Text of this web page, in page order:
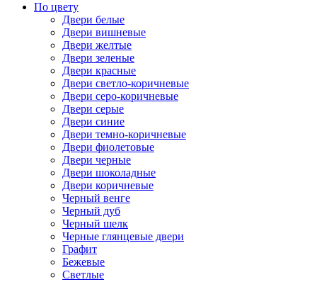
По цвету
Двери белые
Двери вишневые
Двери желтые
Двери зеленые
Двери красные
Двери светло-коричневые
Двери серо-коричневые
Двери серые
Двери синие
Двери темно-коричневые
Двери фиолетовые
Двери черные
Двери шоколадные
Двери коричневые
Черный венге
Черный дуб
Черный шелк
Черные глянцевые двери
Графит
Бежевые
Светлые